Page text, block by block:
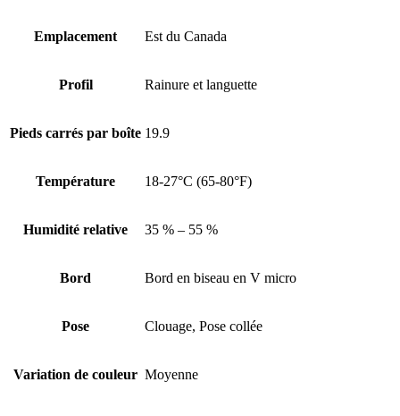
Emplacement Est du Canada
Profil Rainure et languette
Pieds carrés par boîte 19.9
Température 18-27°C (65-80°F)
Humidité relative 35 % – 55 %
Bord Bord en biseau en V micro
Pose Clouage, Pose collée
Variation de couleur Moyenne